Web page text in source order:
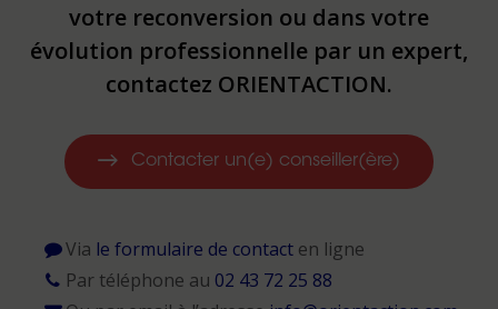
votre reconversion ou dans votre
évolution professionnelle par un expert,
contactez ORIENTACTION.
Contacter un(e) conseiller(ère)
Via le formulaire de contacten ligne
Par téléphone au 02 43 72 25 88